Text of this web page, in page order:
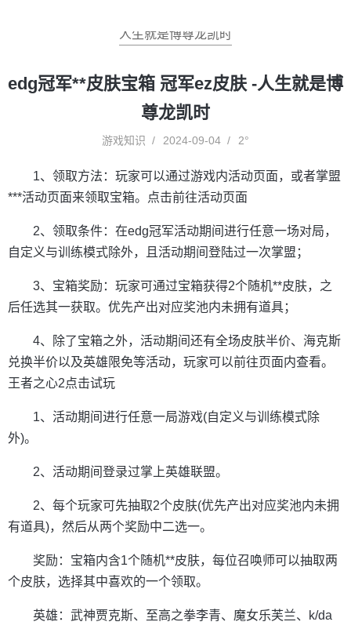
人生就是博尊龙凯时
edg冠军**皮肤宝箱 冠军ez皮肤 -人生就是博
尊龙凯时
游戏知识 2024-09-04 2°
1、领取方法：玩家可以通过游戏内活动页面，或者掌盟
***活动页面来领取宝箱。点击前往活动页面
2、领取条件：在edg冠军活动期间进行任意一场对局，
自定义与训练模式除外，且活动期间登陆过一次掌盟；
3、宝箱奖励：玩家可通过宝箱获得2个随机**皮肤，之
后任选其一获取。优先产出对应奖池内未拥有道具；
4、除了宝箱之外，活动期间还有全场皮肤半价、海克斯
兑换半价以及英雄限免等活动，玩家可以前往页面内查看。
王者之心2点击试玩
1、活动期间进行任意一局游戏(自定义与训练模式除
外)。
2、活动期间登录过掌上英雄联盟。
2、每个玩家可先抽取2个皮肤(优先产出对应奖池内未拥
有道具)，然后从两个奖励中二选一。
奖励：宝箱内含1个随机**皮肤，每位召唤师可以抽取两
个皮肤，选择其中喜欢的一个领取。
英雄：武神贾克斯、至高之拳李青、魔女乐芙兰、k/da